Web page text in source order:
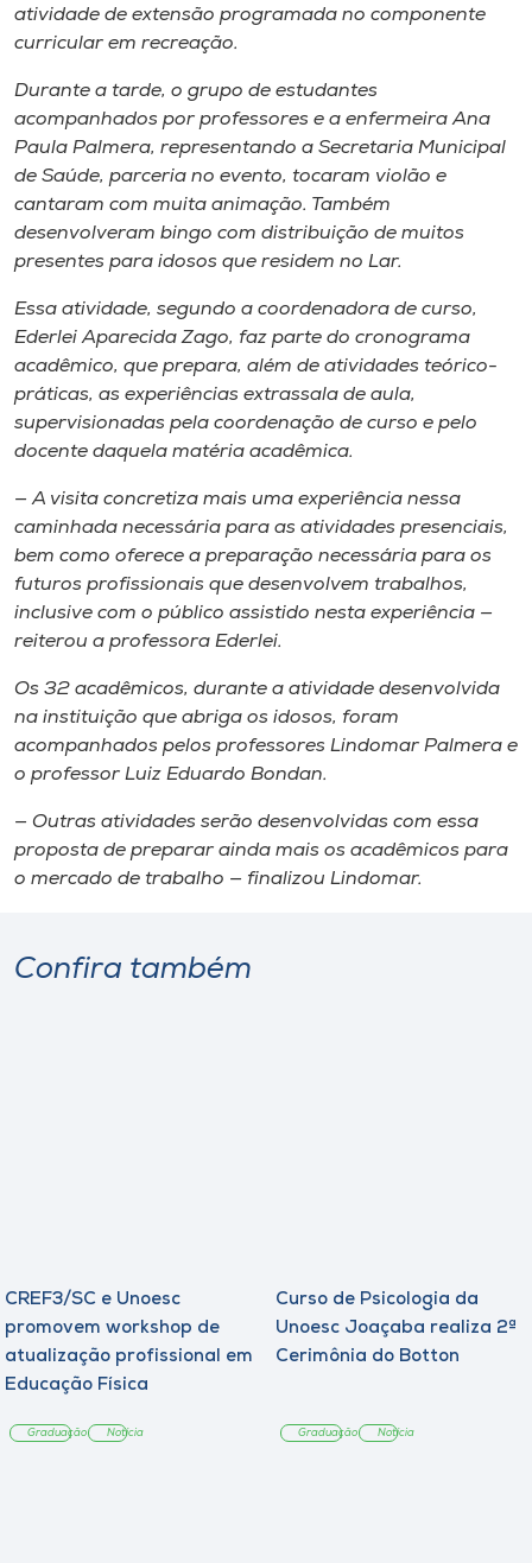
Unoesc
Store
Selecione
o idioma
A+
A-
atividade de extensão programada no componente
curricular em recreação.
Durante a tarde, o grupo de estudantes
acompanhados por professores e a enfermeira Ana
Paula Palmera, representando a Secretaria Municipal
de Saúde, parceria no evento, tocaram violão e
cantaram com muita animação. Também
desenvolveram bingo com distribuição de muitos
presentes para idosos que residem no Lar.
Essa atividade, segundo a coordenadora de curso,
Ederlei Aparecida Zago, faz parte do cronograma
acadêmico, que prepara, além de atividades teórico-
práticas, as experiências extrassala de aula,
supervisionadas pela coordenação de curso e pelo
docente daquela matéria acadêmica.
— A visita concretiza mais uma experiência nessa
caminhada necessária para as atividades presenciais,
bem como oferece a preparação necessária para os
futuros profissionais que desenvolvem trabalhos,
inclusive com o público assistido nesta experiência —
reiterou a professora Ederlei.
Os 32 acadêmicos, durante a atividade desenvolvida
na instituição que abriga os idosos, foram
acompanhados pelos professores Lindomar Palmera e
o professor Luiz Eduardo Bondan.
— Outras atividades serão desenvolvidas com essa
proposta de preparar ainda mais os acadêmicos para
o mercado de trabalho — finalizou Lindomar.
Confira também
CREF3/SC e Unoesc
promovem workshop de
atualização profissional em
Educação Física
Graduação Notícia
Curso de Psicologia da
Unoesc Joaçaba realiza 2ª
Cerimônia do Botton
Graduação Notícia